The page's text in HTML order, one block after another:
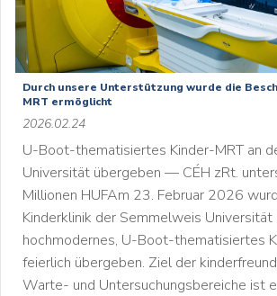
Durch unsere Unterstützung wurde die
MRT ermöglicht
2026.02.24
U-Boot-thematisiertes Kinder-MRT an
Universität übergeben — CÉH zRt.
Millionen HUFAm 23. Februar 2026
Kinderklinik der Semmelweis Universität
hochmodernes, U-Boot-thematisiertes
feierlich übergeben. Ziel der
Warte- und Untersuchungsbereiche ist